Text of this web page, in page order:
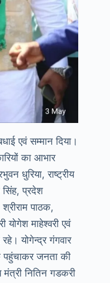
एवं सम्मान दिया।
का आभार
धुरिया, राष्ट्रीय
सिंह, प्रदेश
श्रीराम पाठक,
योगेश माहेश्वरी एवं
योगेन्द्र गंगवार
जनता की
नितिन गडकरी